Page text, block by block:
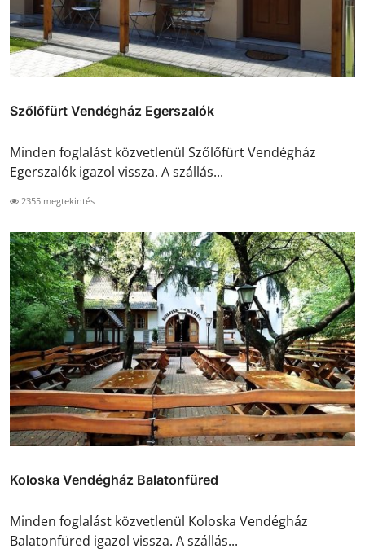
Szőlőfürt Vendégház Egerszalók
Minden foglalást közvetlenül Szőlőfürt Vendégház
Egerszalók igazol vissza. A szállás...
2355 megtekintés
Koloska Vendégház Balatonfüred
Minden foglalást közvetlenül Koloska Vendégház
Balatonfüred igazol vissza. A szállás...